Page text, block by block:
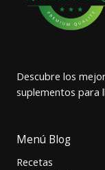
Descubre los
suplementos para
Menú Blog
Recetas